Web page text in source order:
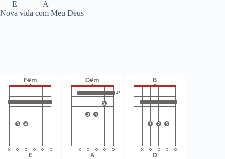
E A
Nova vida com Meu Deus